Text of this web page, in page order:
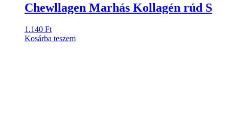
Chewllagen Marhás Kollagén rúd S
1.140 Ft
Kosárba teszem